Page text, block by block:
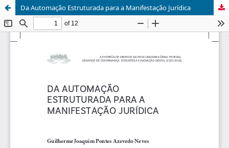
Da Automação Estruturada para a Manifestação Jurídica
Update cookies preferences